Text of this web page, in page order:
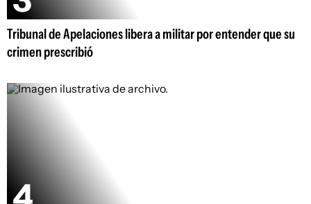
Tribunal de Apelaciones libera a militar por entender que su
crimen prescribió